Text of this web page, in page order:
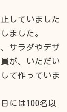
していました
ました。
サラダやデザ
が、いただい
て作っていま
には100名以